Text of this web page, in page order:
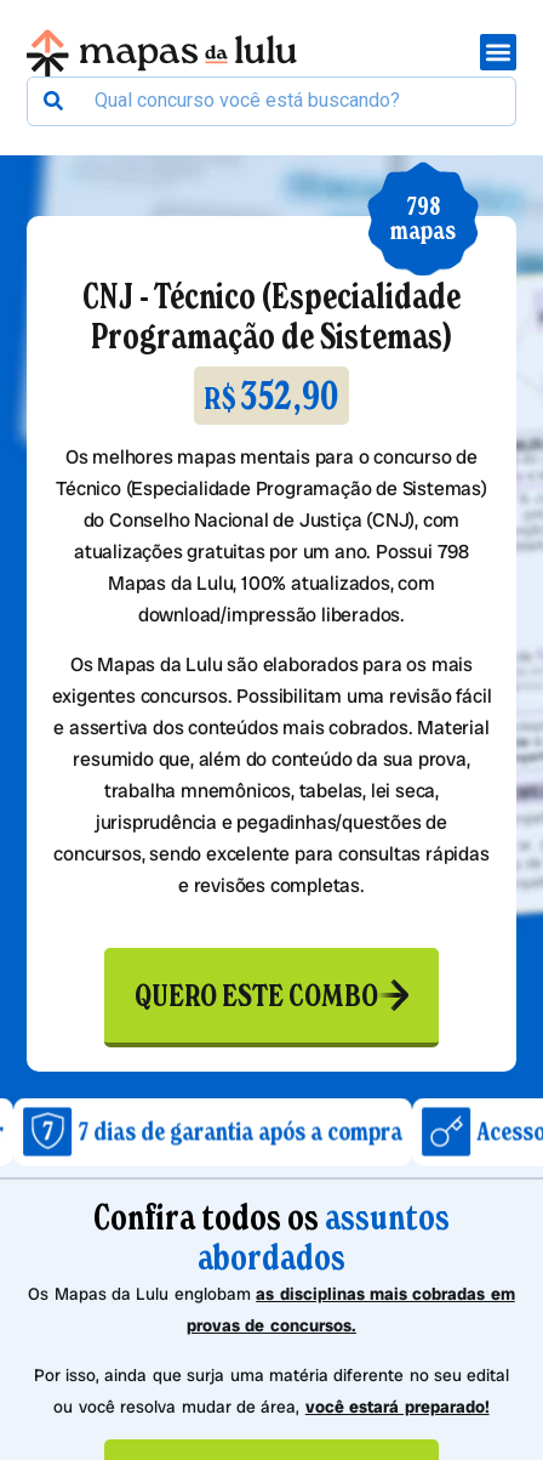
798
mapas
CNJ - Técnico (Especialidade
Programação de Sistemas)
R$352,90
Os melhores mapas mentais para o concurso de
Técnico (Especialidade Programação de Sistemas)
do Conselho Nacional de Justiça (CNJ), com
atualizações gratuitas por um ano. Possui 798
Mapas da Lulu, 100% atualizados, com
download/impressão liberados.
Os Mapas da Lulu são elaborados para os mais
exigentes concursos. Possibilitam uma revisão fácil
e assertiva dos conteúdos mais cobrados. Material
resumido que, além do conteúdo da sua prova,
trabalha mnemônicos, tabelas, lei seca,
jurisprudência e pegadinhas/questões de
concursos, sendo excelente para consultas rápidas
e revisões completas.
QUERO ESTE COMBO
de garantia após a compra Acesso imediato
Confira todos os assuntos
abordados
Os Mapas da Lulu englobamas disciplinas mais cobradas em
provas de concursos.
Por isso, ainda que surja uma matéria diferente no seu edital
ou você resolva mudar de área, você estará preparado!